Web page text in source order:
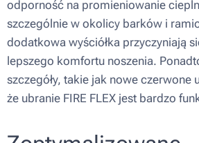
odporność na promieniowanie
szczególnie w okolicy barków i
dodatkowa wyściółka przyczyniają
lepszego komfortu noszenia.
szczegóły, takie jak nowe czerwone
że ubranie FIRE FLEX jest bardzo